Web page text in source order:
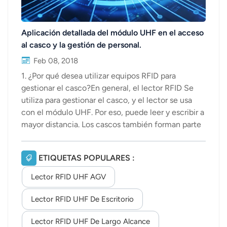
Aplicación detallada del módulo UHF en el acceso
al casco y la gestión de personal.
Feb 08, 2018
1. ¿Por qué desea utilizar equipos RFID para
gestionar el casco?En general, el lector RFID Se
utiliza para gestionar el casco, y el lector se usa
con el módulo UHF. Por eso, puede leer y escribir a
mayor distancia. Los cascos también forman parte
también hay uniformes de trabajo y kits de
herramientas para los trabajadores que deben
gestionarse.2. ¿Para qué sirven los cascos RFID?
(1)la gestión del acceso al casco de seguridad;(2)
Gestionar a los trabajadores que usan cascos3. El
proceso específico de gestión de personal
RFIDPermítanme hablar sobre la gestión de cascos
ETIQUETAS POPULARES :
Lector RFID UHF AGV
Lector RFID UHF De Escritorio
Lector RFID UHF De Largo Alcance